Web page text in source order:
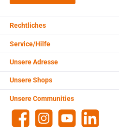
Rechtliches
Service/Hilfe
Unsere Adresse
Unsere Communities
Facebook Instagram YouTube
Unsere Shops